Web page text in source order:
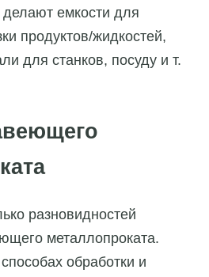
емкости для
продуктов/жидкостей,
для станков, посуду и т.
разновидностей
металлопроката.
обработки и